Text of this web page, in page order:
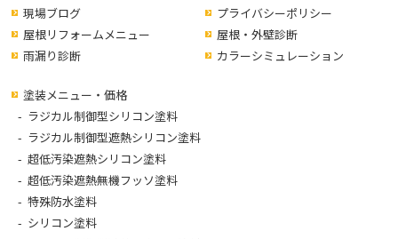
現場ブログ
プライバシーポリシー
屋根リフォームメニュー
雨漏り診断
屋根・外壁診断
カラーシミュレーション
塗装メニュー・価格
ラジカル制御型シリコン塗料
ラジカル制御型遮熱シリコン塗料
超低汚染遮熱シリコン塗料
超低汚染遮熱無機フッソ塗料
特殊防水塗料
シリコン塗料